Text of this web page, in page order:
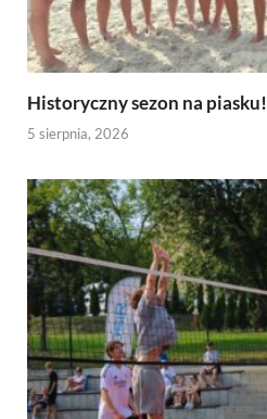
Historyczny sezon na piasku!
5 sierpnia, 2026